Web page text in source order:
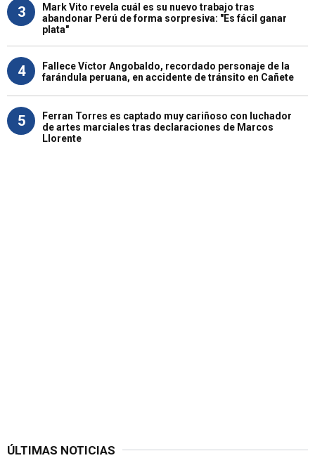
3
Mark Vito revela cuál es su nuevo trabajo tras
abandonar Perú de forma sorpresiva: "Es fácil ganar
plata"
4
Fallece Víctor Angobaldo, recordado personaje de la
farándula peruana, en accidente de tránsito en Cañete
5
Ferran Torres es captado muy cariñoso con luchador
de artes marciales tras declaraciones de Marcos
Llorente
ÚLTIMAS NOTICIAS